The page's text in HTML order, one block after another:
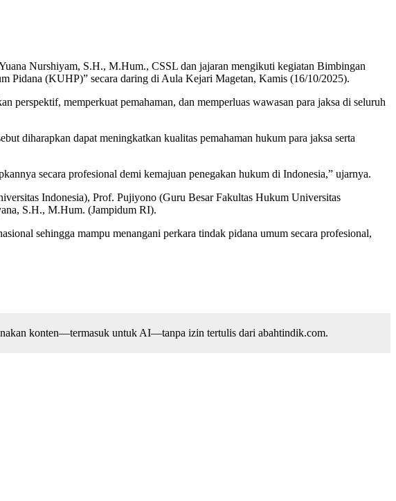
Nurshiyam, S.H., M.Hum., CSSL dan jajaran mengikuti kegiatan Bimbingan
Pidana (KUHP)” secara daring di Aula Kejari Magetan, Kamis (16/10/2025).
perspektif, memperkuat pemahaman, dan memperluas wawasan para jaksa di seluruh
diharapkan dapat meningkatkan kualitas pemahaman hukum para jaksa serta
secara profesional demi kemajuan penegakan hukum di Indonesia,” ujarnya.
Indonesia), Prof. Pujiyono (Guru Besar Fakultas Hukum Universitas
S.H., M.Hum. (Jampidum RI).
sehingga mampu menangani perkara tindak pidana umum secara profesional,
konten—termasuk untuk AI—tanpa izin tertulis dari abahtindik.com.